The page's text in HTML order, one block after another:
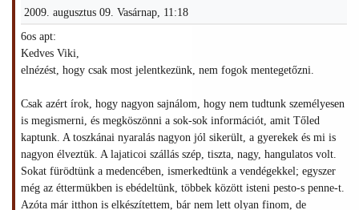
2009. augusztus 09. Vasárnap, 11:18
6os apt:
Kedves Viki,
elnézést, hogy csak most jelentkezünk, nem fogok mentegetőzni.
Csak azért írok, hogy nagyon sajnálom, hogy nem tudtunk személyesen
is megismerni, és megköszönni a sok-sok információt, amit Tőled
kaptunk. A toszkánai nyaralás nagyon jól sikerült, a gyerekek és mi is
nagyon élveztük. A lajaticoi szállás szép, tiszta, nagy, hangulatos volt.
Sokat fürödtünk a medencében, ismerkedtünk a vendégekkel; egyszer
még az éttermükben is ebédeltünk, többek között isteni pesto-s penne-t.
Azóta már itthon is elkészítettem, bár nem lett olyan finom, de